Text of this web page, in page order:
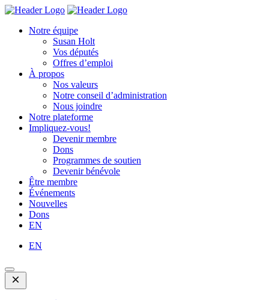
Skip
content
Homepage
Homepage
Notre équipe
Susan Holt
Vos députés
Offres d’emploi
À propos
Nos valeurs
Notre conseil d’administration
Nous joindre
Notre plateforme
Impliquez-vous!
Devenir membre
Dons
Programmes de soutien
Devenir bénévole
Être membre
Événements
Nouvelles
Dons
EN
EN
Open
Mobile
Menu